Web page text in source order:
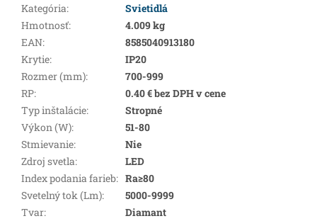
Kategória:
Svietidlá
Hmotnosť:
4.009 kg
EAN:
8585040913180
Krytie:
IP20
Rozmer (mm):
700-999
RP:
0.40 € bez DPH v cene
Typ inštalácie:
Stropné
Výkon (W):
51-80
Stmievanie:
Nie
Zdroj svetla:
LED
Index podania farieb: Ra≥80
Svetelný tok (Lm):
5000-9999
Tvar:
Diamant